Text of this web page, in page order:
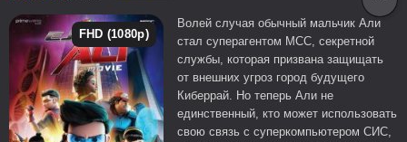
FHD (1080p)
Волей случая обычный мальчик Али
стал суперагентом МСС, секретной
службы, которая призвана защищать
от внешних угроз город будущего
Киберрай. Но теперь Али не
единственный, кто может использовать
свою связь с суперкомпьютером СИС,